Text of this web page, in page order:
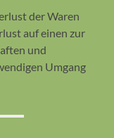
der Waren
auf einen zur
und
Umgang